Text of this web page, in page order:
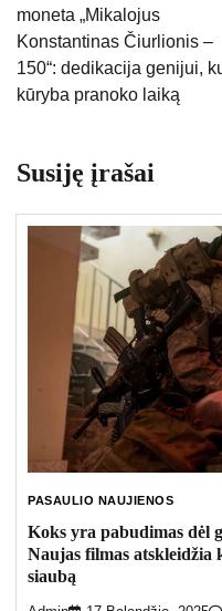
įrašų
moneta „Mikalojus
Konstantinas Čiurlionis –
150“: dedikacija genijui,
kūryba pranoko laiką
Susiję įrašai
PASAULIO NAUJIENOS
Koks yra pabudimas dėl
Naujas filmas atskleidžia
siaubą